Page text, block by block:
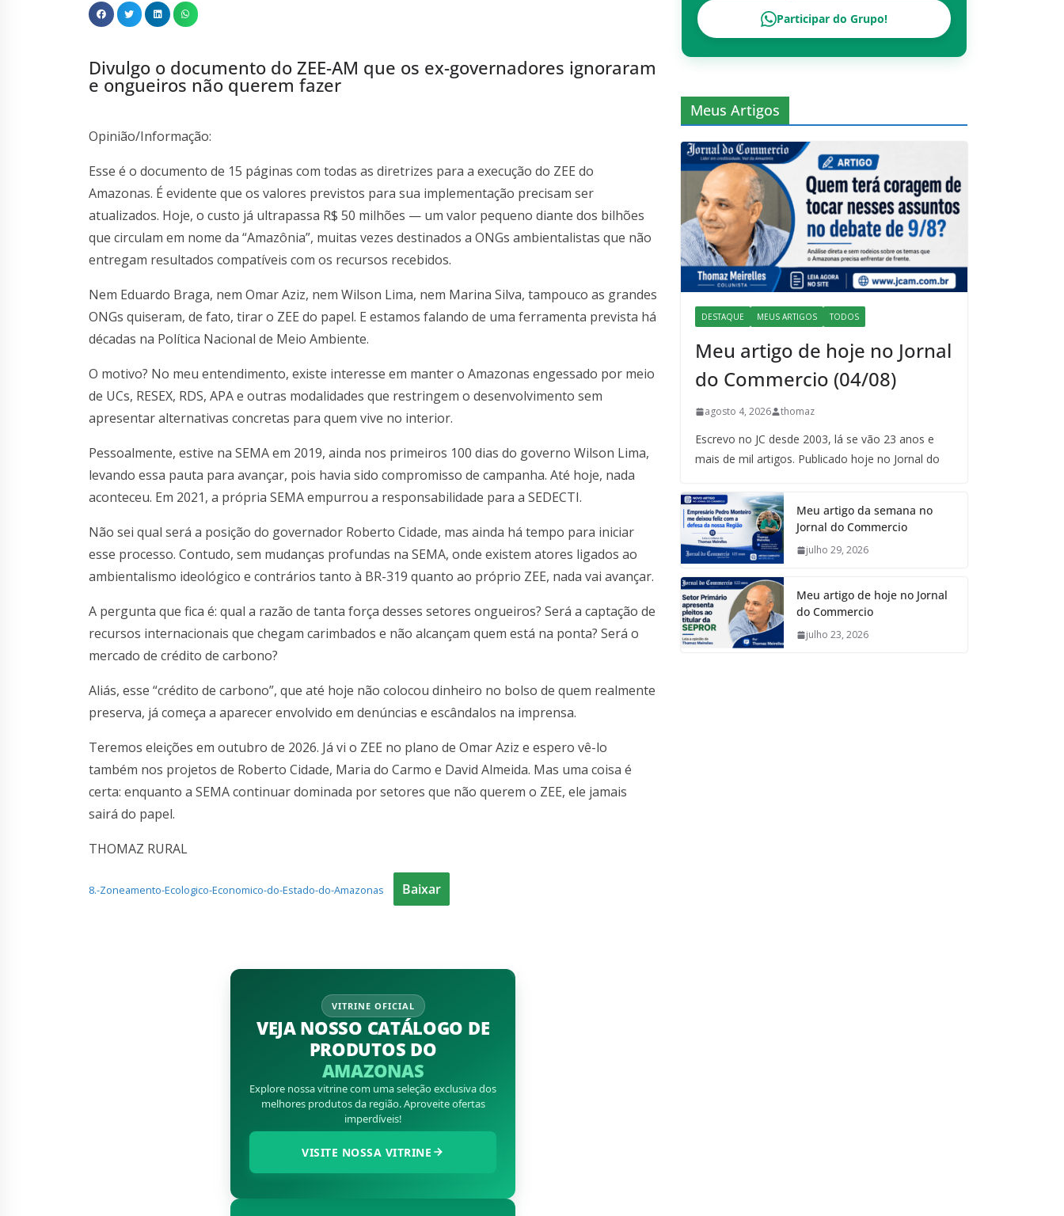
Divulgo o documento do ZEE-AM que os ex-governadores ignoraram
e ongueiros não querem fazer
Opinião/Informação:
Esse é o documento de 15 páginas com todas as diretrizes para a execução do ZEE do
Amazonas. É evidente que os valores previstos para sua implementação precisam ser
atualizados. Hoje, o custo já ultrapassa R$ 50 milhões — um valor pequeno diante dos bilhões
que circulam em nome da “Amazônia”, muitas vezes destinados a ONGs ambientalistas que não
entregam resultados compatíveis com os recursos recebidos.
Nem Eduardo Braga, nem Omar Aziz, nem Wilson Lima, nem Marina Silva, tampouco as grandes
ONGs quiseram, de fato, tirar o ZEE do papel. E estamos falando de uma ferramenta prevista há
décadas na Política Nacional de Meio Ambiente.
O motivo? No meu entendimento, existe interesse em manter o Amazonas engessado por meio
de UCs, RESEX, RDS, APA e outras modalidades que restringem o desenvolvimento sem
apresentar alternativas concretas para quem vive no interior.
Pessoalmente, estive na SEMA em 2019, ainda nos primeiros 100 dias do governo Wilson Lima,
levando essa pauta para avançar, pois havia sido compromisso de campanha. Até hoje, nada
aconteceu. Em 2021, a própria SEMA empurrou a responsabilidade para a SEDECTI.
Não sei qual será a posição do governador Roberto Cidade, mas ainda há tempo para iniciar
esse processo. Contudo, sem mudanças profundas na SEMA, onde existem atores ligados ao
ambientalismo ideológico e contrários tanto à BR-319 quanto ao próprio ZEE, nada vai avançar.
A pergunta que fica é: qual a razão de tanta força desses setores ongueiros? Será a captação de
recursos internacionais que chegam carimbados e não alcançam quem está na ponta? Será o
mercado de crédito de carbono?
Aliás, esse “crédito de carbono”, que até hoje não colocou dinheiro no bolso de quem realmente
preserva, já começa a aparecer envolvido em denúncias e escândalos na imprensa.
Teremos eleições em outubro de 2026. Já vi o ZEE no plano de Omar Aziz e espero vê-lo
também nos projetos de Roberto Cidade, Maria do Carmo e David Almeida. Mas uma coisa é
certa: enquanto a SEMA continuar dominada por setores que não querem o ZEE, ele jamais
sairá do papel.
THOMAZ RURAL
8.-Zoneamento-Ecologico-Economico-do-Estado-do-Amazonas Baixar
VITRINE OFICIAL
VEJA NOSSO CATÁLOGO DE
PRODUTOS DO
AMAZONAS
Explore nossa vitrine com uma seleção exclusiva dos
melhores produtos da região. Aproveite ofertas
imperdíveis!
VISITE NOSSA VITRINE
Participar do Grupo!
Meus Artigos
DESTAQUE MEUS ARTIGOS TODOS
Meu artigo de hoje no Jornal
do Commercio (04/08)
agosto 4, 2026 thomaz
Escrevo no JC desde 2003, lá se vão 23 anos e
mais de mil artigos. Publicado hoje no Jornal do
Meu artigo da semana no
Jornal do Commercio
julho 29, 2026
Meu artigo de hoje no Jornal
do Commercio
julho 23, 2026